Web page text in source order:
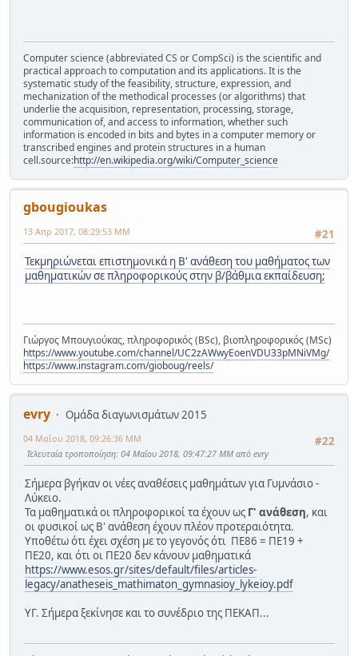
Computer science (abbreviated CS or CompSci) is the scientific and
practical approach to computation and its applications. It is the
systematic study of the feasibility, structure, expression, and
mechanization of the methodical processes (or algorithms) that
underlie the acquisition, representation, processing, storage,
communication of, and access to information, whether such
information is encoded in bits and bytes in a computer memory or
transcribed engines and protein structures in a human
cell.source:http://en.wikipedia.org/wiki/Computer_science
gbougioukas
#21
13 Απρ 2017, 08:29:53 ΜΜ
Τεκμηριώνεται επιστημονικά η Β' ανάθεση του μαθήματος των
μαθηματικών σε πληροφορικούς στην β/βάθμια εκπαίδευση;
Γιώργος Μπουγιούκας, πληροφορικός (BSc), βιοπληροφορικός (MSc)
https://www.youtube.com/channel/UC2zAWwyEoenVDU33pMNiVMg/
https://www.instagram.com/gioboug/reels/
evry
Ομάδα διαγωνισμάτων 2015
#22
04 Μαΐου 2018, 09:26:36 ΜΜ
Τελευταία τροποποίηση: 04 Μαΐου 2018, 09:47:27 ΜΜ από evry
Σήμερα βγήκαν οι νέες αναθέσεις μαθημάτων για Γυμνάσιο -
Λύκειο.
Τα μαθηματικά οι πληροφορικοί τα έχουν ως Γ' ανάθεση, και
οι φυσικοί ως Β' ανάθεση έχουν πλέον προτεραιότητα.
Υποθέτω ότι έχει σχέση με το γεγονός ότι ΠΕ86 = ΠΕ19 +
ΠΕ20, και ότι οι ΠΕ20 δεν κάνουν μαθηματικά
https://www.esos.gr/sites/default/files/articles-
legacy/anatheseis_mathimaton_gymnasioy_lykeioy.pdf
ΥΓ. Σήμερα ξεκίνησε και το συνέδριο της ΠΕΚΑΠ...